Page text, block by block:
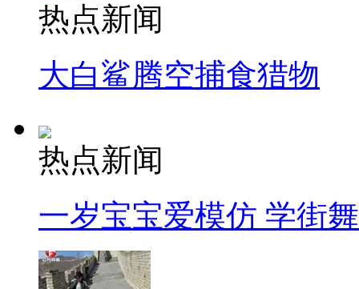
热点新闻
大白鲨腾空捕食猎物
热点新闻
一岁宝宝爱模仿 学街